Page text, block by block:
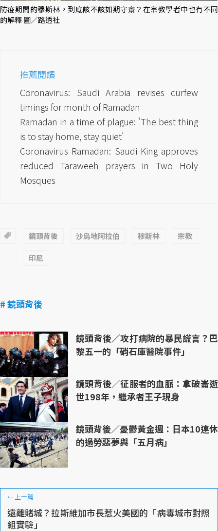
防疫期間的穆斯林，到底該不該如期守齋？在宗教學者中也有不同
的解釋 圖／路透社
推薦閱讀
Coronavirus: Saudi Arabia revises curfew
timings for month of Ramadan
Ramadan in a time of plague: 'The best thing
is to stay home, stay quiet'
Coronavirus Ramadan: Saudi King approves
reduced Taraweeh prayers in Two Holy
Mosques
鏡頭背後 沙烏地阿拉伯 穆斯林 宗教
印尼
# 鏡頭背後
鏡頭背後／攻打病院的暴民謊言？巴
黎五一的「硝石庫醫院事件」
鏡頭背後／征服者的血脈：拿破崙逝
世198年，繼承者王子現身
鏡頭背後／憂鬱黃金週：日本10連休
的過勞惡夢與「五月病」
←上一篇
遠離賭城？拉斯維加市長惹火美國的「病毒城市對照
組實驗」